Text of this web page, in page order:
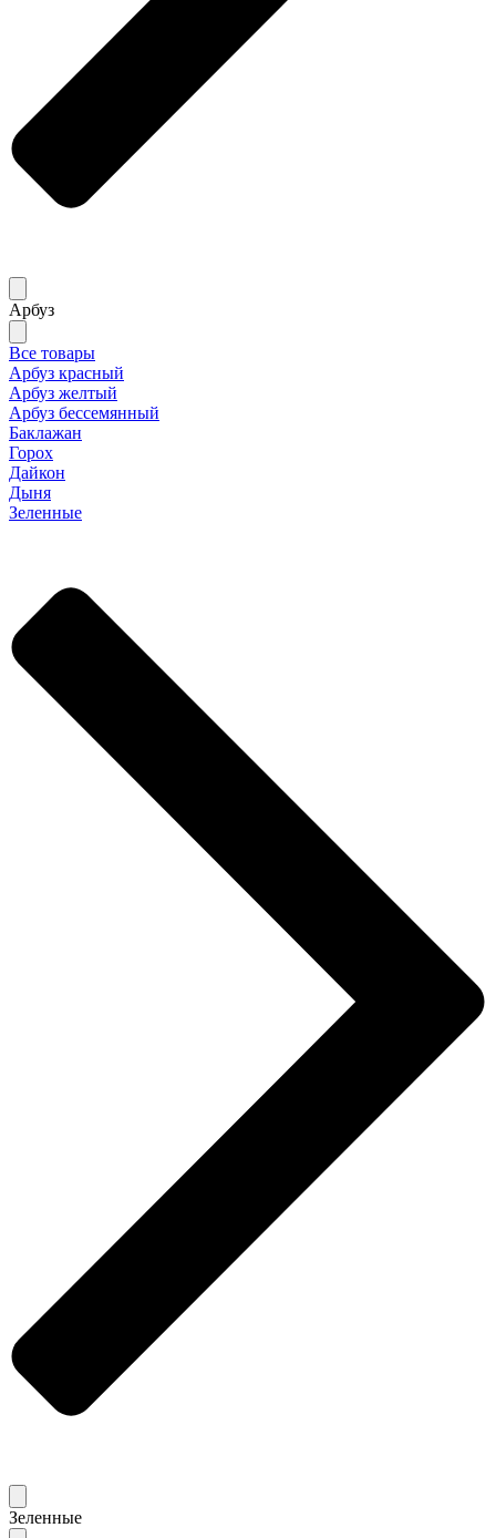
Арбуз
Все товары
Арбуз красный
Арбуз желтый
Арбуз бессемянный
Баклажан
Горох
Дайкон
Дыня
Зеленные
Зеленные